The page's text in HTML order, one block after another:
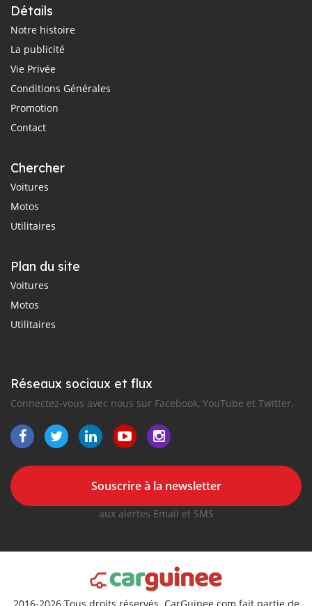
Détails
Notre histoire
La publicité
Vie Privée
Conditions Générales
Promotion
Contact
Chercher
Voitures
Motos
Utilitaires
Plan du site
Voitures
Motos
Utilitaires
Réseaux sociaux et flux
Connectez-vous avec nous sur Facebook, YouTube et Twitter.
Souscrire à la newsletter
aux alertes Email et SMS